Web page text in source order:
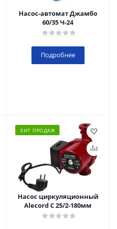
Насос-автомат Джамбо
60/35 Ч-24
Подробнее
ХИТ ПРОДАЖ
Насос циркуляционный
Alecord C 25/2-180мм